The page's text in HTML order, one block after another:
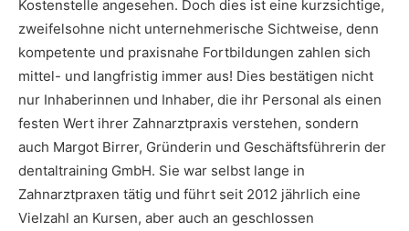
Kostenstelle angesehen. Doch dies ist eine kurzsichtige,
zweifelsohne nicht unternehmerische Sichtweise, denn
kompetente und praxisnahe Fortbildungen zahlen sich
mittel- und langfristig immer aus! Dies bestätigen nicht
nur Inhaberinnen und Inhaber, die ihr Personal als einen
festen Wert ihrer Zahnarztpraxis verstehen, sondern
auch Margot Birrer, Gründerin und Geschäftsführerin der
dentaltraining GmbH. Sie war selbst lange in
Zahnarztpraxen tätig und führt seit 2012 jährlich eine
Vielzahl an Kursen, aber auch an geschlossen